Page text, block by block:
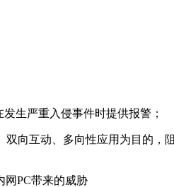
生严重入侵事件时提供报警；
向互动、多向性应用为目的，
PC带来的威胁